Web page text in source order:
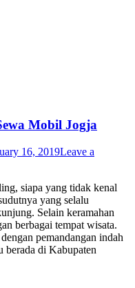
Mobil Jogja
16, 2019Leave a
siapa yang tidak kenal
yang selalu
Selain keramahan
berbagai tempat wisata.
pemandangan indah
berada di Kabupaten